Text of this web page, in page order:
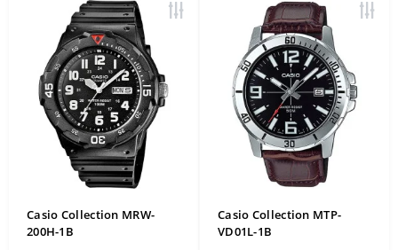
Casio Collection MRW-
200H-1B
Casio Collection MTP-
VD01L-1B